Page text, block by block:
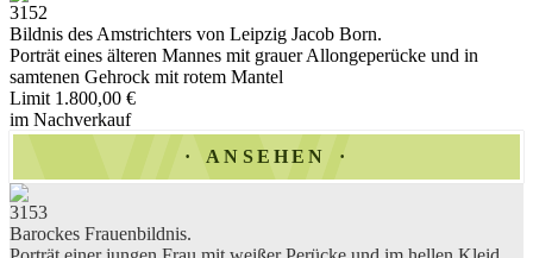
3152
Bildnis des Amstrichters von Leipzig Jacob Born.
Porträt eines älteren Mannes mit grauer Allongeperücke und in
samtenen Gehrock mit rotem Mantel
Limit 1.800,00 €
im Nachverkauf
ANSEHEN
3153
Barockes Frauenbildnis.